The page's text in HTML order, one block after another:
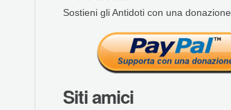
Sostieni gli Antidoti con una donazione
Siti amici